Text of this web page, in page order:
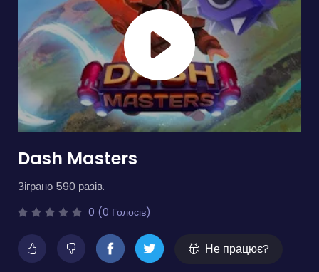
Dash Masters
Зіграно 590 разів.
0 (0 Голосів)
Не працює?